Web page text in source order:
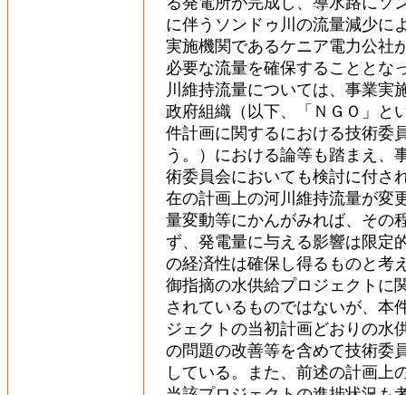
に伴うソンドゥ川の流量減少に
実施機関であるケニア電力公社
必要な流量を確保することとな
川維持流量については、事業実
政府組織（以下、「ＮＧＯ」と
件計画に関するにおける技術委
う。）における論等も踏まえ、
術委員会においても検討に付さ
在の計画上の河川維持流量が変
量変動等にかんがみれば、その
ず、発電量に与える影響は限定
の経済性は確保し得るものと考
御指摘の水供給プロジェクトに
されているものではないが、本
ジェクトの当初計画どおりの水
の問題の改善等を含めて技術委
している。また、前述の計画上